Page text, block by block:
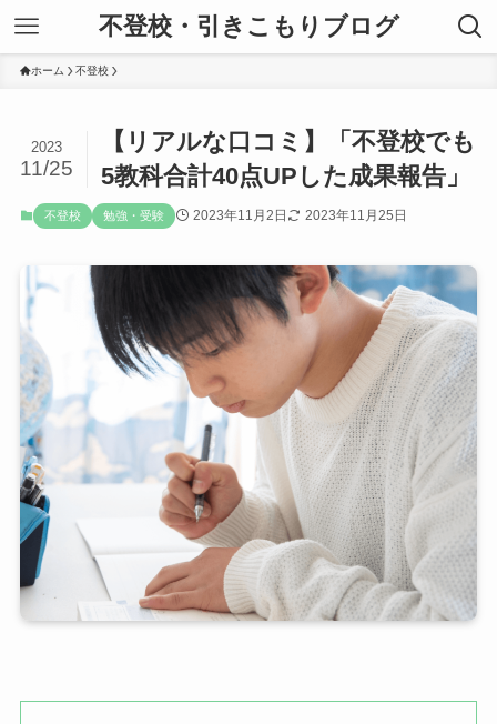
不登校・引きこもりブログ
ホーム 不登校
【リアルな口コミ】「不登校でも
5教科合計40点UPした成果報告」
2023
11/25
不登校 勉強・受験 2023年11月2日 2023年11月25日